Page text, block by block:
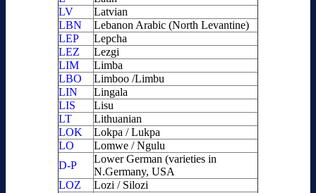
LV
Latvian
LBN
Lebanon Arabic (North Levantine)
LEP
Lepcha
LEZ
Lezgi
LIM
Limba
LBO
Limboo /Limbu
LIN
Lingala
LIS
Lisu
LT
Lithuanian
LOK
Lokpa / Lukpa
LO
Lomwe / Ngulu
D-P
Lower German (varieties in
N.Germany, USA
LOZ
Lozi / Silozi